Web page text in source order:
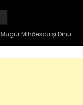
Zâmbetul Democrației: Talk Show Politic, cu Mugur Mihăescu și Dinu Popescu